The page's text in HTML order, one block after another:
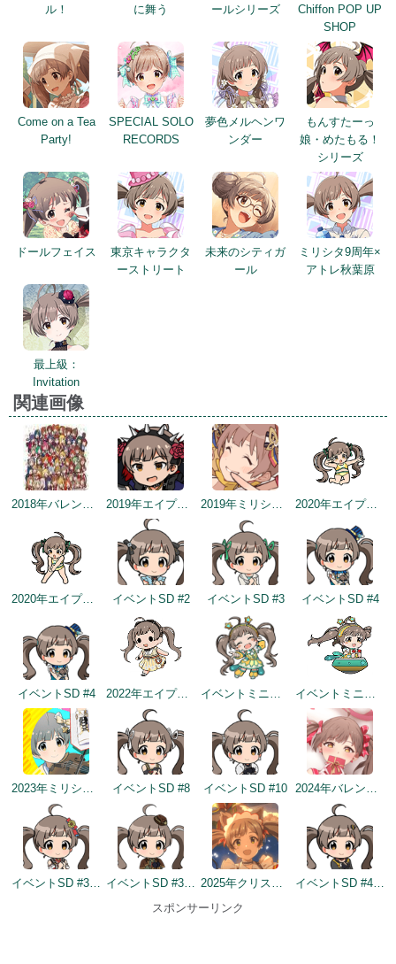
ル！
に舞う
ールシリーズ
Chiffon POP UP
SHOP
Come on a Tea
Party!
SPECIAL SOLO
RECORDS
夢色メルヘンワ
ンダー
もんすたーっ
娘・めたもる！
シリーズ
ドールフェイス
東京キャラクタ
ーストリート
未来のシティガ
ール
ミリシタ9周年×
アトレ秋葉原
最上級：
Invitation
関連画像
2018年バレンタインデー公式ツイート 2019年エイプリルミニゲーム 2019年ミリシタ2周年カウントダウン（2日前） 2020年エイプリルフールネタ
2020年エイプリルフールネタ イベントSD #2 イベントSD #3 イベントSD #4
イベントSD #4 2022年エイプリルフールネタ イベントミニゲームSD（2022/11/30） イベントミニゲームSD（2022/11/30）
2023年ミリシタ4周年イメージ イベントSD #8 イベントSD #10 2024年バレンタインデートップ画面
イベントSD #334 イベントSD #399 2025年クリスマストップ画面
イベントSD #436
スポンサーリンク